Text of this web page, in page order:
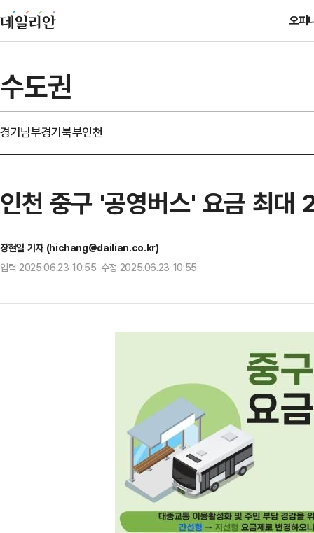
오피
수도권
경기남부경기북부인천
인천 중구 '공영버스' 요금 최
장현일 기자 (hichang@dailian.co.kr)
입력 2025.06.23 10:55 수정 2025.06.23 10:55